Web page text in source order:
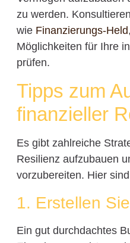
zu werden.
wie Finanzierungs-Held
Möglichkeiten für Ihre
prüfen.
Tipps zum
finanzieller
Es gibt zahlreiche
Resilienz aufzubauen
vorzubereiten. Hier
1. Erstellen
Ein gut durchdachtes